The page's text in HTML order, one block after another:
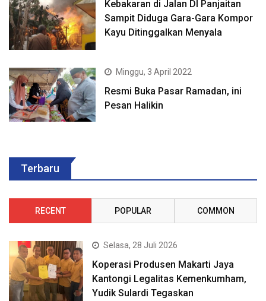
Kebakaran di Jalan DI Panjaitan
Sampit Diduga Gara-Gara Kompor
Kayu Ditinggalkan Menyala
Minggu, 3 April 2022
Resmi Buka Pasar Ramadan, ini
Pesan Halikin
Terbaru
RECENT POPULAR COMMON
Selasa, 28 Juli 2026
Koperasi Produsen Makarti Jaya
Kantongi Legalitas Kemenkumham,
Yudik Sulardi Tegaskan